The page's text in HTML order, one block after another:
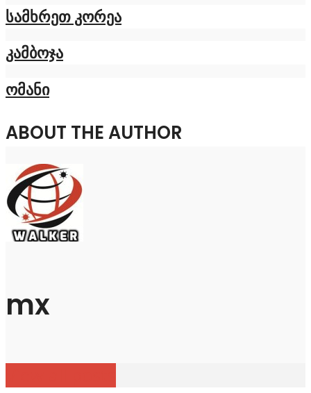
სამხრეთ კორეა
კამბოჯა
ომანი
ABOUT THE AUTHOR
mx